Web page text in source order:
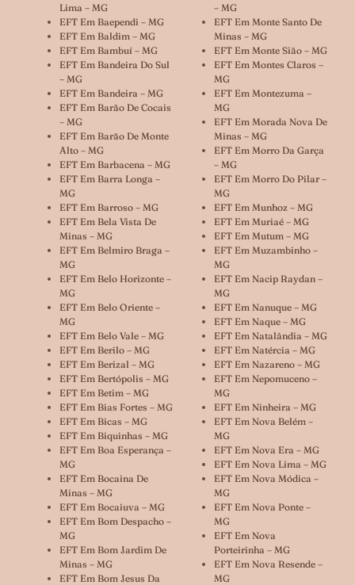
Lima – MG
EFT Em Baependi – MG
EFT Em Baldim – MG
EFT Em Bambuí – MG
EFT Em Bandeira Do Sul
– MG
EFT Em Bandeira – MG
EFT Em Barão De Cocais
– MG
EFT Em Barão De Monte
Alto – MG
EFT Em Barbacena – MG
EFT Em Barra Longa –
MG
EFT Em Barroso – MG
EFT Em Bela Vista De
Minas – MG
EFT Em Belmiro Braga –
MG
EFT Em Belo Horizonte –
MG
EFT Em Belo Oriente –
MG
EFT Em Belo Vale – MG
EFT Em Berilo – MG
EFT Em Berizal – MG
EFT Em Bertópolis – MG
EFT Em Betim – MG
EFT Em Bias Fortes – MG
EFT Em Bicas – MG
EFT Em Biquinhas – MG
EFT Em Boa Esperança –
MG
EFT Em Bocaina De
Minas – MG
EFT Em Bocaiuva – MG
EFT Em Bom Despacho –
MG
EFT Em Bom Jardim De
Minas – MG
EFT Em Bom Jesus Da
– MG
EFT Em Monte Santo De
Minas – MG
EFT Em Monte Sião – MG
EFT Em Montes Claros –
MG
EFT Em Montezuma –
MG
EFT Em Morada Nova De
Minas – MG
EFT Em Morro Da Garça
– MG
EFT Em Morro Do Pilar –
MG
EFT Em Munhoz – MG
EFT Em Muriaé – MG
EFT Em Mutum – MG
EFT Em Muzambinho –
MG
EFT Em Nacip Raydan –
MG
EFT Em Nanuque – MG
EFT Em Naque – MG
EFT Em Natalândia – MG
EFT Em Natércia – MG
EFT Em Nazareno – MG
EFT Em Nepomuceno –
MG
EFT Em Ninheira – MG
EFT Em Nova Belém –
MG
EFT Em Nova Era – MG
EFT Em Nova Lima – MG
EFT Em Nova Módica –
MG
EFT Em Nova Ponte –
MG
EFT Em Nova
Porteirinha – MG
EFT Em Nova Resende –
MG